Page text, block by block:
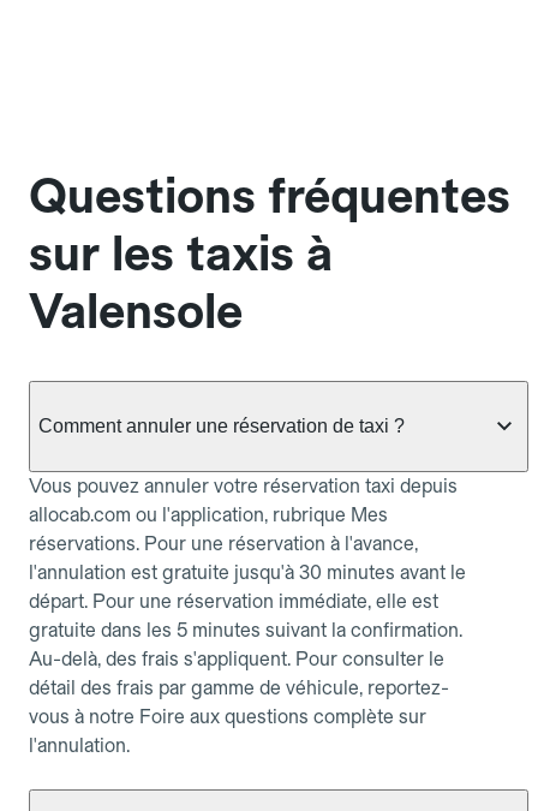
Questions fréquentes
sur les taxis à
Valensole
Comment annuler une réservation de taxi ?
Vous pouvez annuler votre réservation taxi depuis
allocab.com ou l'application, rubrique Mes
réservations. Pour une réservation à l'avance,
l'annulation est gratuite jusqu'à 30 minutes avant le
départ. Pour une réservation immédiate, elle est
gratuite dans les 5 minutes suivant la confirmation.
Au-delà, des frais s'appliquent. Pour consulter le
détail des frais par gamme de véhicule, reportez-
vous à notre Foire aux questions complète sur
l'annulation.